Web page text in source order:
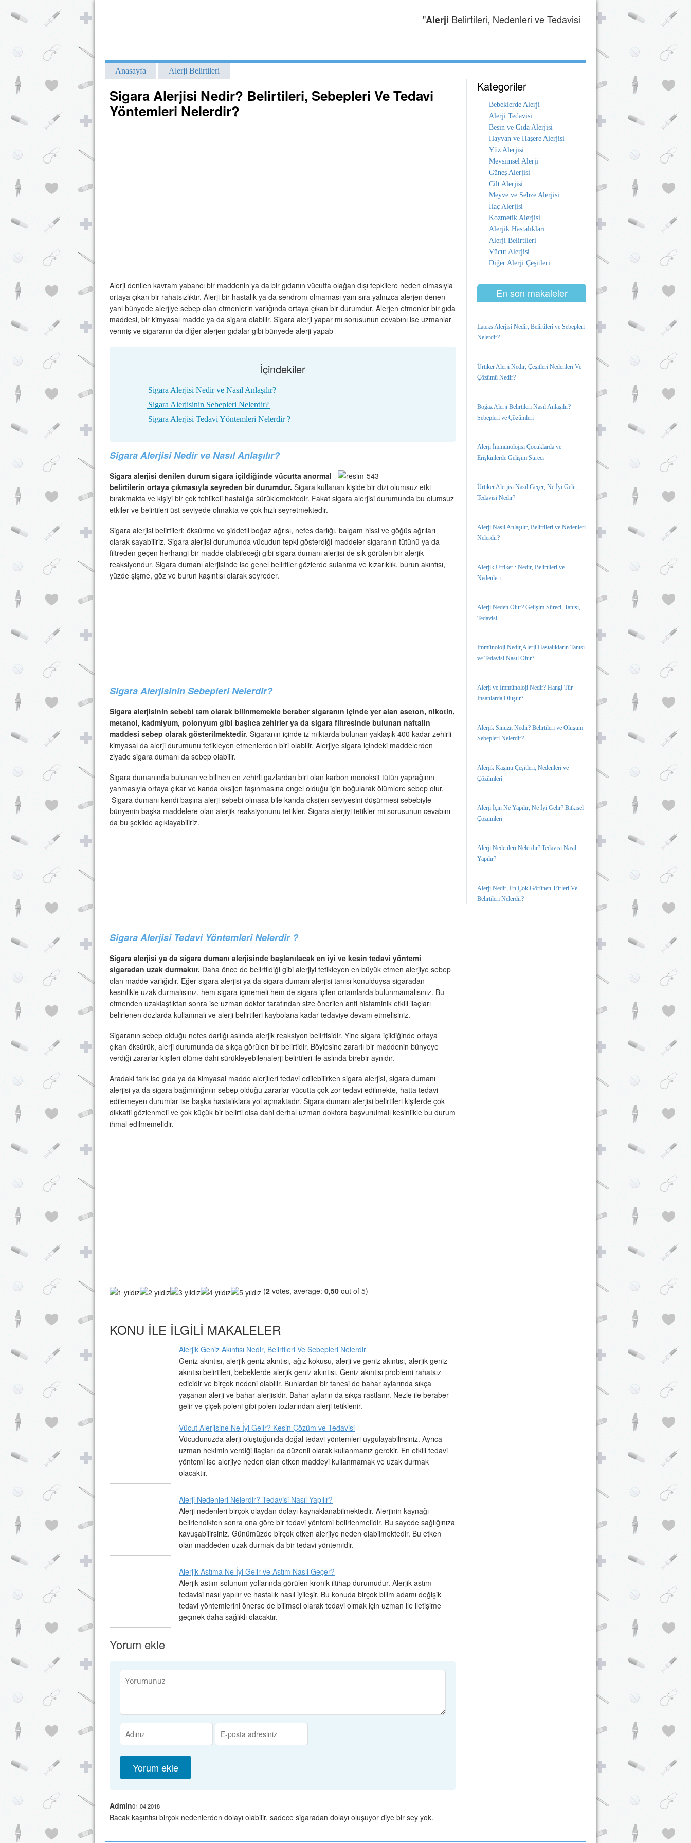
"Alerji Belirtileri, Nedenleri ve Tedavisi
Anasayfa Alerji Belirtileri
Sigara Alerjisi Nedir? Belirtileri, Sebepleri Ve Tedavi
Yöntemleri Nelerdir?
Alerji denilen kavram yabancı bir maddenin ya da bir gıdanın vücutta olağan dışı tepkilere neden olmasıyla
ortaya çıkan bir rahatsızlıktır. Alerji bir hastalık ya da sendrom olmaması yanı sıra yalnızca alerjen denen
yani bünyede alerjiye sebep olan etmenlerin varlığında ortaya çıkan bir durumdur. Alerjen etmenler bir gıda
maddesi, bir kimyasal madde ya da sigara olabilir. Sigara alerji yapar mı sorusunun cevabını ise uzmanlar
vermiş ve sigaranın da diğer alerjen gıdalar gibi bünyede alerji yapab
İçindekiler
Sigara Alerjisi Nedir ve Nasıl Anlaşılır?
Sigara Alerjisinin Sebepleri Nelerdir?
Sigara Alerjisi Tedavi Yöntemleri Nelerdir ?
Sigara Alerjisi Nedir ve Nasıl Anlaşılır?
Sigara alerjisi denilen durum sigara içildiğinde vücutta anormal
belirtilerin ortaya çıkmasıyla seyreden bir durumdur. Sigara kullanan kişide bir dizi olumsuz etki
bırakmakta ve kişiyi bir çok tehlikeli hastalığa sürüklemektedir. Fakat sigara alerjisi durumunda bu olumsuz
etkiler ve belirtileri üst seviyede olmakta ve çok hızlı seyretmektedir.
Sigara alerjisi belirtileri; öksürme ve şiddetli boğaz ağrısı, nefes darlığı, balgam hissi ve göğüs ağrıları
olarak sayabiliriz. Sigara alerjisi durumunda vücudun tepki gösterdiği maddeler sigaranın tütünü ya da
filtreden geçen herhangi bir madde olabileceği gibi sigara dumanı alerjisi de sık görülen bir alerjik
reaksiyondur. Sigara dumanı alerjisinde ise genel belirtiler gözlerde sulanma ve kızarıklık, burun akıntısı,
yüzde şişme, göz ve burun kaşıntısı olarak seyreder.
Sigara Alerjisinin Sebepleri Nelerdir?
Sigara alerjisinin sebebi tam olarak bilinmemekle beraber sigaranın içinde yer alan aseton, nikotin,
metanol, kadmiyum, polonyum gibi başlıca zehirler ya da sigara filtresinde bulunan naftalin
maddesi sebep olarak gösterilmektedir. Sigaranın içinde iz miktarda bulunan yaklaşık 400 kadar zehirli
kimyasal da alerji durumunu tetikleyen etmenlerden biri olabilir. Alerjiye sigara içindeki maddelerden
ziyade sigara dumanı da sebep olabilir.
Sigara dumanında bulunan ve bilinen en zehirli gazlardan biri olan karbon monoksit tütün yaprağının
yanmasıyla ortaya çıkar ve kanda oksijen taşınmasına engel olduğu için boğularak ölümlere sebep olur.
Sigara dumanı kendi başına alerji sebebi olmasa bile kanda oksijen seviyesini düşürmesi sebebiyle
bünyenin başka maddelere olan alerjik reaksiyonunu tetikler. Sigara alerjiyi tetikler mi sorusunun cevabını
da bu şekilde açıklayabiliriz.
Sigara Alerjisi Tedavi Yöntemleri Nelerdir ?
Sigara alerjisi ya da sigara dumanı alerjisinde başlanılacak en iyi ve kesin tedavi yöntemi
sigaradan uzak durmaktır. Daha önce de belirtildiği gibi alerjiyi tetikleyen en büyük etmen alerjiye sebep
olan madde varlığıdır. Eğer sigara alerjisi ya da sigara dumanı alerjisi tanısı konulduysa sigaradan
kesinlikle uzak durmalısınız, hem sigara içmemeli hem de sigara içilen ortamlarda bulunmamalısınız. Bu
etmenden uzaklaştıktan sonra ise uzman doktor tarafından size önerilen anti histaminik etkili ilaçları
belirlenen dozlarda kullanmalı ve alerji belirtileri kaybolana kadar tedaviye devam etmelisiniz.
Sigaranın sebep olduğu nefes darlığı aslında alerjik reaksiyon belirtisidir. Yine sigara içildiğinde ortaya
çıkan öksürük, alerji durumunda da sıkça görülen bir belirtidir. Böylesine zararlı bir maddenin bünyeye
verdiği zararlar kişileri ölüme dahi sürükleyebilenalerji belirtileri ile aslında birebir aynıdır.
Aradaki fark ise gıda ya da kimyasal madde alerjileri tedavi edilebilirken sigara alerjisi, sigara dumanı
alerjisi ya da sigara bağımlılığının sebep olduğu zararlar vücutta çok zor tedavi edilmekte, hatta tedavi
edilemeyen durumlar ise başka hastalıklara yol açmaktadır. Sigara dumanı alerjisi belirtileri kişilerde çok
dikkatli gözlenmeli ve çok küçük bir belirti olsa dahi derhal uzman doktora başvurulmalı kesinlikle bu durum
ihmal edilmemelidir.
(2 votes, average:0,50 out of 5)
KONU ILE ILGILI MAKALELER
Alerjik Geniz Akıntısı Nedir, Belirtileri Ve Sebepleri Nelerdir
Geniz akıntısı, alerjik geniz akıntısı, ağız kokusu, alerji ve geniz akıntısı, alerjik geniz
akıntısı belirtileri, bebeklerde alerjik geniz akıntısı. Geniz akıntısı problemi rahatsız
edicidir ve birçok nedeni olabilir. Bunlardan bir tanesi de bahar aylarında sıkça
yaşanan alerji ve bahar alerjisidir. Bahar ayların da sıkça rastlanır. Nezle ile beraber
gelir ve çiçek poleni gibi polen tozlarından alerji tetiklenir.
Vücut Alerjisine Ne İyi Gelir? Kesin Çözüm ve Tedavisi
Vücudunuzda alerji oluştuğunda doğal tedavi yöntemleri uygulayabilirsiniz. Ayrıca
uzman hekimin verdiği ilaçları da düzenli olarak kullanmanız gerekir. En etkili tedavi
yöntemi ise alerjiye neden olan etken maddeyi kullanmamak ve uzak durmak
olacaktır.
Alerji Nedenleri Nelerdir? Tedavisi Nasıl Yapılır?
Alerji nedenleri birçok olaydan dolayı kaynaklanabilmektedir. Alerjinin kaynağı
belirlendikten sonra ona göre bir tedavi yöntemi belirlenmelidir. Bu sayede sağlığınıza
kavuşabilirsiniz. Günümüzde birçok etken alerjiye neden olabilmektedir. Bu etken
olan maddeden uzak durmak da bir tedavi yöntemidir.
Alerjik Astıma Ne İyi Gelir ve Astım Nasıl Geçer?
Alerjik astım solunum yollarında görülen kronik iltihap durumudur. Alerjik astım
tedavisi nasıl yapılır ve hastalık nasıl iyileşir. Bu konuda birçok bilim adamı değişik
tedavi yöntemlerini önerse de bilimsel olarak tedavi olmak için uzman ile iletişime
geçmek daha sağlıklı olacaktır.
Yorum ekle
Admin01.04.2018
Bacak kaşıntısı birçok nedenlerden dolayı olabilir, sadece sigaradan dolayı oluşuyor diye bir sey yok.
Kategoriler
Bebeklerde Alerji
Alerji Tedavisi
Besin ve Gıda Alerjisi
Hayvan ve Haşere Alerjisi
Yüz Alerjisi
Mevsimsel Alerji
Güneş Alerjisi
Cilt Alerjisi
Meyve ve Sebze Alerjisi
İlaç Alerjisi
Kozmetik Alerjisi
Alerjik Hastalıkları
Alerji Belirtileri
Vücut Alerjisi
Diğer Alerji Çeşitleri
En son makaleler
Lateks Alerjisi Nedir, Belirtileri ve Sebepleri
Nelerdir?
Ürtiker Alerji Nedir, Çeşitleri Nedenleri Ve
Çözümü Nedir?
Boğaz Alerji Belirtileri Nasıl Anlaşılır?
Sebepleri ve Çözümleri
Alerji İmmünolojisi Çocuklarda ve
Erişkinlerde Gelişim Süreci
Ürtiker Alerjisi Nasıl Geçer, Ne İyi Gelir,
Tedavisi Nedir?
Alerji Nasıl Anlaşılır, Belirtileri ve Nedenleri
Nelerdir?
Alerjik Ürtiker : Nedir, Belirtileri ve
Nedenleri
Alerji Neden Olur? Gelişim Süreci, Tanısı,
Tedavisi
İmmünoloji Nedir,Alerji Hastalıkların Tanısı
ve Tedavisi Nasıl Olur?
Alerji ve İmmünoloji Nedir? Hangi Tür
İnsanlarda Oluşur?
Alerjik Sinüzit Nedir? Belirtileri ve Oluşum
Sebepleri Nelerdir?
Alerjik Kaşıntı Çeşitleri, Nedenleri ve
Çözümleri
Alerji İçin Ne Yapılır, Ne İyi Gelir? Bitkisel
Çözümleri
Alerji Nedenleri Nelerdir? Tedavisi Nasıl
Yapılır?
Alerji Nedir, En Çok Görünen Türleri Ve
Belirtileri Nelerdir?